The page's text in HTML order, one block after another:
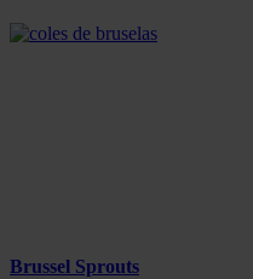
Brussel Sprouts